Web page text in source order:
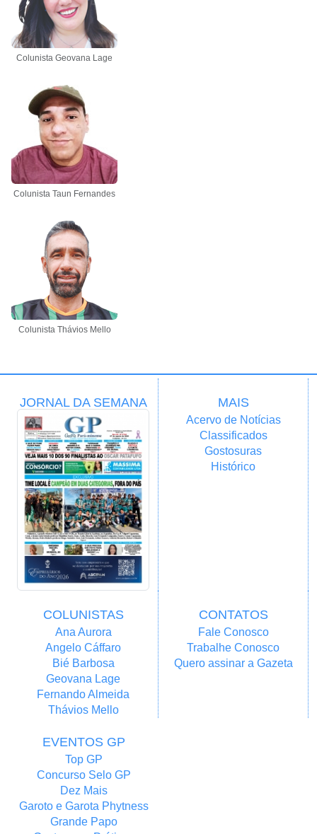
Colunista Geovana Lage
Colunista Taun Fernandes
Colunista Thávios Mello
JORNAL DA SEMANA MAIS
Acervo de Notícias
Classificados
Gostosuras
Histórico
COLUNISTAS
Ana Aurora
Angelo Cáffaro
Bié Barbosa
Geovana Lage
Fernando Almeida
Thávios Mello
CONTATOS
Fale Conosco
Trabalhe Conosco
Quero assinar a Gazeta
EVENTOS GP
Top GP
Concurso Selo GP
Dez Mais
Garoto e Garota Phytness
Grande Papo